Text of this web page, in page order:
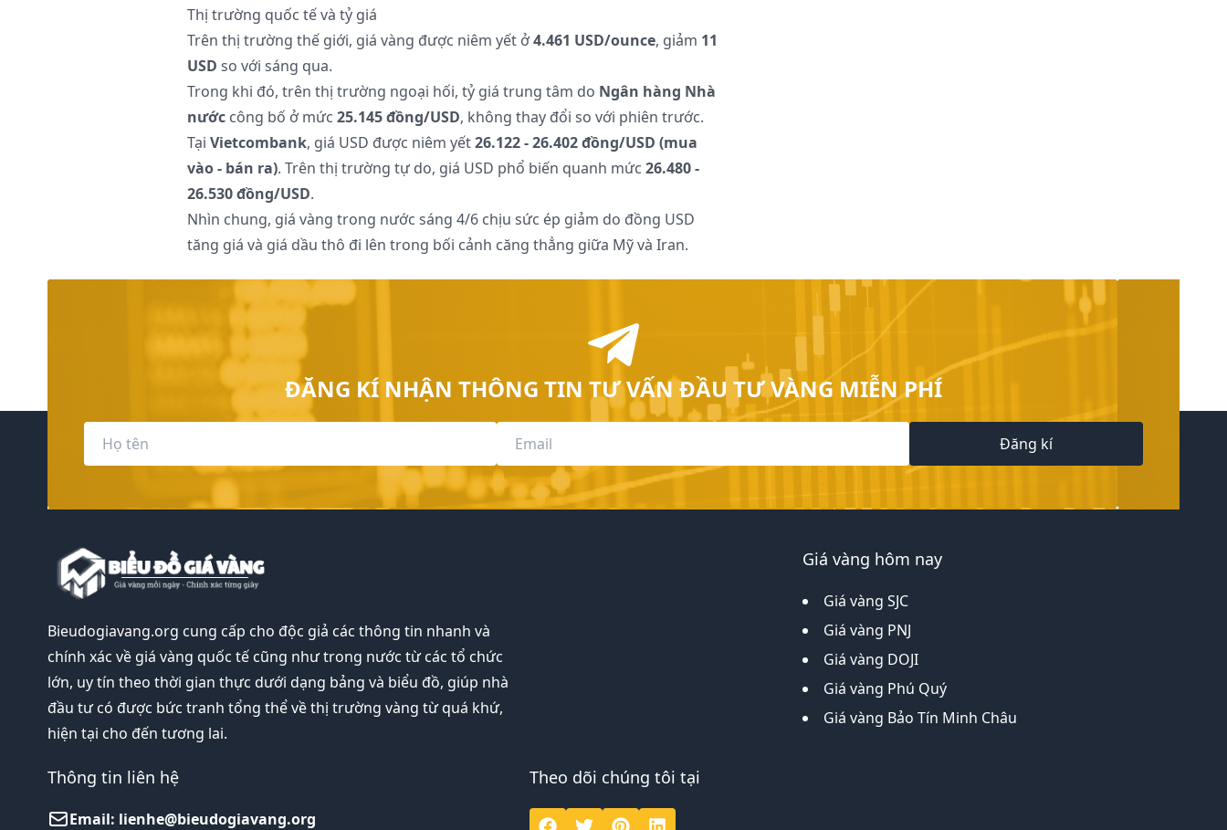
Thị trường quốc tế và tỷ giá
Trên thị trường thế giới, giá vàng được niêm yết ở4.461 USD/ounce, giảm 11
USD so với sáng qua.
Trong khi đó, trên thị trường ngoại hối, tỷ giá trung tâm do Ngân hàng Nhà
nướccông bố ở mức 25.145 đồng/USD, không thay đổi so với phiên trước.
Tại Vietcombank, giá USD được niêm yết26.122 - 26.402 đồng/USD (mua
vào - bán ra). Trên thị trường tự do, giá USD phổ biến quanh mức 26.480 -
26.530 đồng/USD.
Nhìn chung, giá vàng trong nước sáng 4/6 chịu sức ép giảm do đồng USD
tăng giá và giá dầu thô đi lên trong bối cảnh căng thẳng giữa Mỹ và Iran.
ĐĂNG KÍ NHẬN THÔNG TIN TƯ VẤN ĐẦU TƯ VÀNG MIỄN PHÍ
Đăng kí
Bieudogiavang.org cung cấp cho độc giả các thông tin nhanh và
chính xác về giá vàng quốc tế cũng như trong nước từ các tổ chức
lớn, uy tín theo thời gian thực dưới dạng bảng và biểu đồ, giúp nhà
đầu tư có được bức tranh tổng thể về thị trường vàng từ quá khứ,
hiện tại cho đến tương lai.
Giá vàng hôm nay
Giá vàng SJC
Giá vàng PNJ
Giá vàng DOJI
Giá vàng Phú Quý
Giá vàng Bảo Tín Minh Châu
Thông tin liên hệ
Email: lienhe@bieudogiavang.org
Theo dõi chúng tôi tại